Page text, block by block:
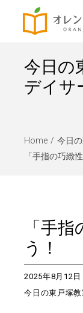
今日の
デイサ
Home
今日
「手指の巧緻
「手
う！
2025年8月12日
今日の東戸塚教